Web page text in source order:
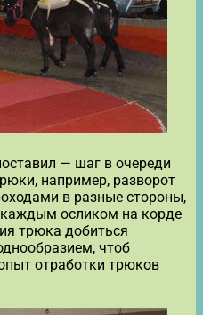
— шаг в очереди
например, разворот
в разные стороны,
каждым осликом на корде
трюка добиться
чтоб
отработки трюков